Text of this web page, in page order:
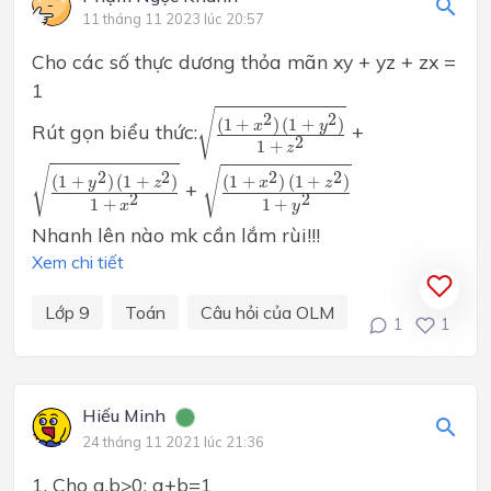
11 tháng 11 2023 lúc 20:57
Cho các số thực dương thỏa mãn xy + yz + zx =
1
Rút gọn biểu thức:√ (1 + x2) (1 + y2)
1 + z2
+x2)(1+y2)1+z2
+
√ (1 + y2) (1 + z2)
1 + x2
+y2)(1+z2)1+x2
+ √ (1 + x2) (1 + z2)
1 + y2
( 1+x2)(1+z2)1+y2
Nhanh lên nào mk cần lắm rùi!!!
Xem chi tiết
Lớp 9 Toán Câu hỏi của OLM
1 1
Hiếu Minh
24 tháng 11 2021 lúc 21:36
1. Cho a,b>0; a+b=1